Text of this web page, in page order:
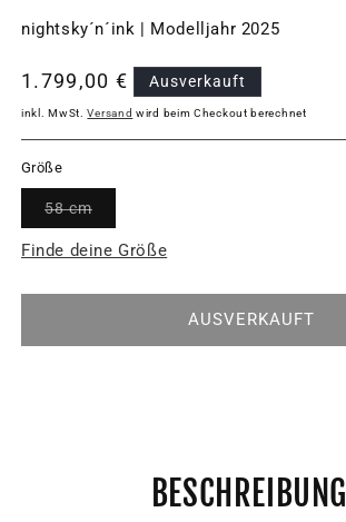
nightsky´n´ink | Modelljahr 2025
Normaler
Preis
1.799,00 € Ausverkauft
inkl. MwSt.Versand wird beim Checkout berechnet
Größe
58 cmVariante
nicht
Finde deine Größe
AUSVERKAUFT
BESCHREIBUNG